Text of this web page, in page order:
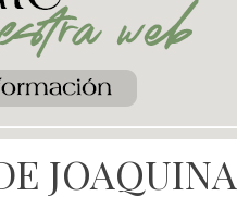
JOAQUINA